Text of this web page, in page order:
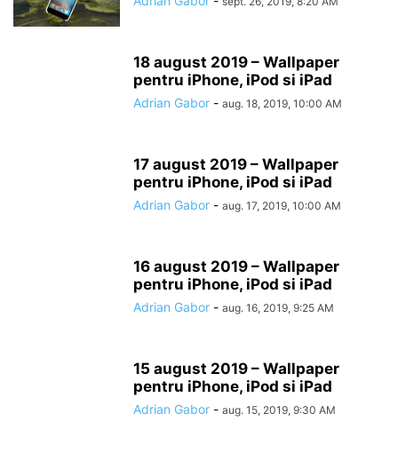
18 august 2019 – Wallpaper
pentru iPhone, iPod si iPad
Adrian Gabor - aug. 18, 2019, 10:00 AM
17 august 2019 – Wallpaper
pentru iPhone, iPod si iPad
Adrian Gabor - aug. 17, 2019, 10:00 AM
16 august 2019 – Wallpaper
pentru iPhone, iPod si iPad
Adrian Gabor - aug. 16, 2019, 9:25 AM
15 august 2019 – Wallpaper
pentru iPhone, iPod si iPad
Adrian Gabor - aug. 15, 2019, 9:30 AM